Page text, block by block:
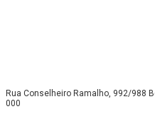
Rua Conselheiro Ramalho, 992/988
000